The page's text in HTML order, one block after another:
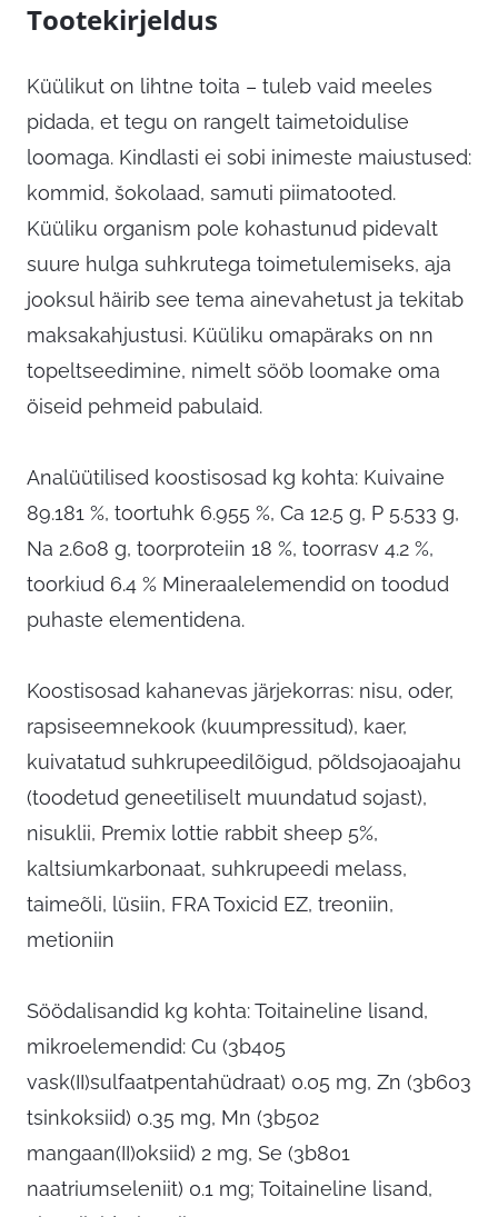
Tootekirjeldus
Küülikut on lihtne toita – tuleb vaid meeles
pidada, et tegu on rangelt taimetoidulise
loomaga. Kindlasti ei sobi inimeste maiustused:
kommid, šokolaad, samuti piimatooted.
Küüliku organism pole kohastunud pidevalt
suure hulga suhkrutega toimetulemiseks, aja
jooksul häirib see tema ainevahetust ja tekitab
maksakahjustusi. Küüliku omapäraks on nn
topeltseedimine, nimelt sööb loomake oma
öiseid pehmeid pabulaid.
Analüütilised koostisosad kg kohta: Kuivaine
89.181 %, toortuhk 6.955 %, Ca 12.5 g, P 5.533 g,
Na 2.608 g, toorproteiin 18 %, toorrasv 4.2 %,
toorkiud 6.4 % Mineraalelemendid on toodud
puhaste elementidena.
Koostisosad kahanevas järjekorras: nisu, oder,
rapsiseemnekook (kuumpressitud), kaer,
kuivatatud suhkrupeedilõigud, põldsojaoajahu
(toodetud geneetiliselt muundatud sojast),
nisuklii, Premix lottie rabbit sheep 5%,
kaltsiumkarbonaat, suhkrupeedi melass,
taimeõli, lüsiin, FRA Toxicid EZ, treoniin,
metioniin
Söödalisandid kg kohta: Toitaineline lisand,
mikroelemendid: Cu (3b405
vask(II)sulfaatpentahüdraat) 0.05 mg, Zn (3b603
tsinkoksiid) 0.35 mg, Mn (3b502
mangaan(II)oksiid) 2 mg, Se (3b801
naatriumseleniit) 0.1 mg; Toitaineline lisand,